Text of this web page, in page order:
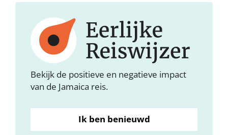
Bekijk de positieve en negatieve impact
van de Jamaica reis.
Ik ben benieuwd